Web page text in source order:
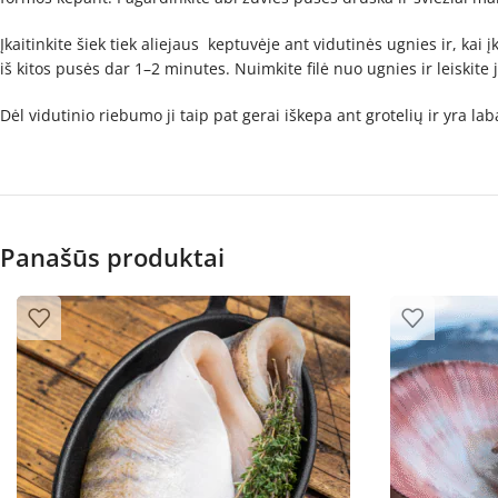
Įkaitinkite šiek tiek aliejaus keptuvėje ant vidutinės ugnies ir, kai
iš kitos pusės dar 1–2 minutes. Nuimkite filė nuo ugnies ir
Dėl vidutinio riebumo ji taip pat gerai iškepa ant grotelių ir yra
Panašūs produktai